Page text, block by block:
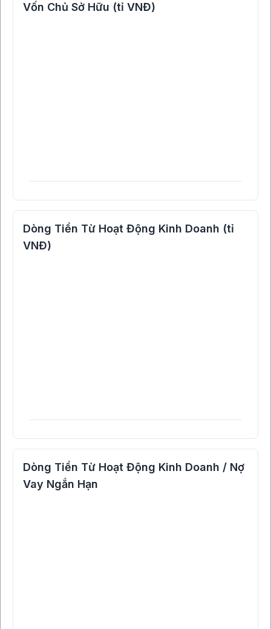
Vốn Chủ Sở Hữu (tỉ VNĐ)
Dòng Tiền Từ Hoạt Động Kinh Doanh (tỉ
VNĐ)
Dòng Tiền Từ Hoạt Động Kinh Doanh / Nợ
Vay Ngắn Hạn